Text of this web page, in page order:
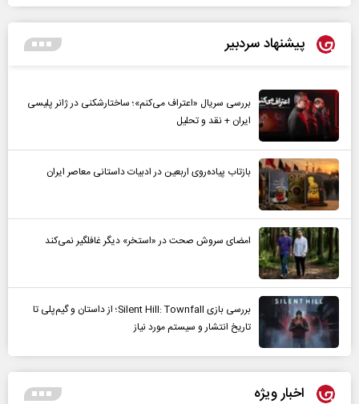
پیشنهاد سردبیر
بررسی سریال «اعتراف می‌کنم»؛ ساختارشکنی در ژانر پلیسی
ایران + نقد و تحلیل
بازتاب پیاده‌روی اربعین در ادبیات داستانی معاصر ایران
امضای سروش صحت در «استخر» دیگر غافلگیر نمی‌کند
بررسی بازی Silent Hill: Townfall؛ از داستان و گیم‌پلی تا
تاریخ انتشار و سیستم مورد نیاز
اخبار ویژه